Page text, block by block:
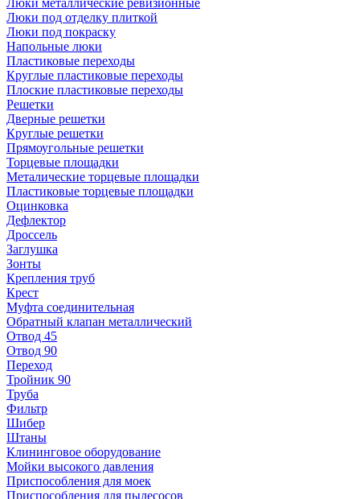
Люки металлические ревизионные
Люки под отделку плиткой
Люки под покраску
Напольные люки
Пластиковые переходы
Круглые пластиковые переходы
Плоские пластиковые переходы
Решетки
Дверные решетки
Круглые решетки
Прямоугольные решетки
Торцевые площадки
Металические торцевые площадки
Пластиковые торцевые площадки
Оцинковка
Дефлектор
Дроссель
Заглушка
Зонты
Крепления труб
Крест
Муфта соединительная
Обратный клапан металлический
Отвод 45
Отвод 90
Переход
Тройник 90
Труба
Фильтр
Шибер
Штаны
Клининговое оборудование
Мойки высокого давления
Приспособления для моек
Приспособления для пылесосов